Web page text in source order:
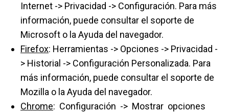
Internet -> Privacidad -> Configuración. Para más
información, puede consultar el soporte de
Microsoft o la Ayuda del navegador.
Firefox: Herramientas -> Opciones -> Privacidad -
> Historial -> Configuración Personalizada. Para
más información, puede consultar el soporte de
Mozilla o la Ayuda del navegador.
Chrome: Configuración -> Mostrar opciones